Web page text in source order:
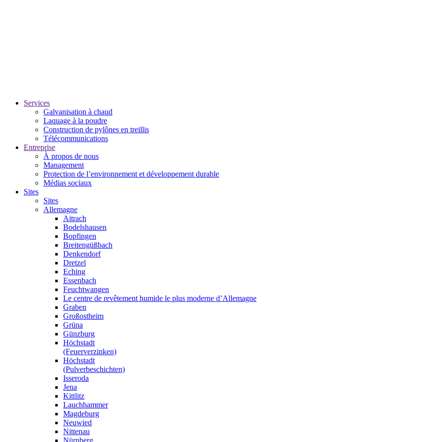
Services
Galvanisation à chaud
Laquage à la poudre
Construction de pylônes en treillis
Télécommunications
Entreprise
À propos de nous
Management
Protection de l’environnement et développement durable
Médias sociaux
Sites
Sites
Allemagne
Aitrach
Bodelshausen
Bopfingen
Breitengüßbach
Denkendorf
Dretzel
Eching
Essenbach
Feuchtwangen
Le centre de revêtement humide le plus moderne d’Allemagne
Graben
Großostheim
Grüna
Günzburg
Höchstadt
(Feuerverzinken)
Höchstadt
(Pulverbeschichten)
Isseroda
Jena
Kittlitz
Lauchhammer
Magdeburg
Neuwied
Nittenau
Nürnberg